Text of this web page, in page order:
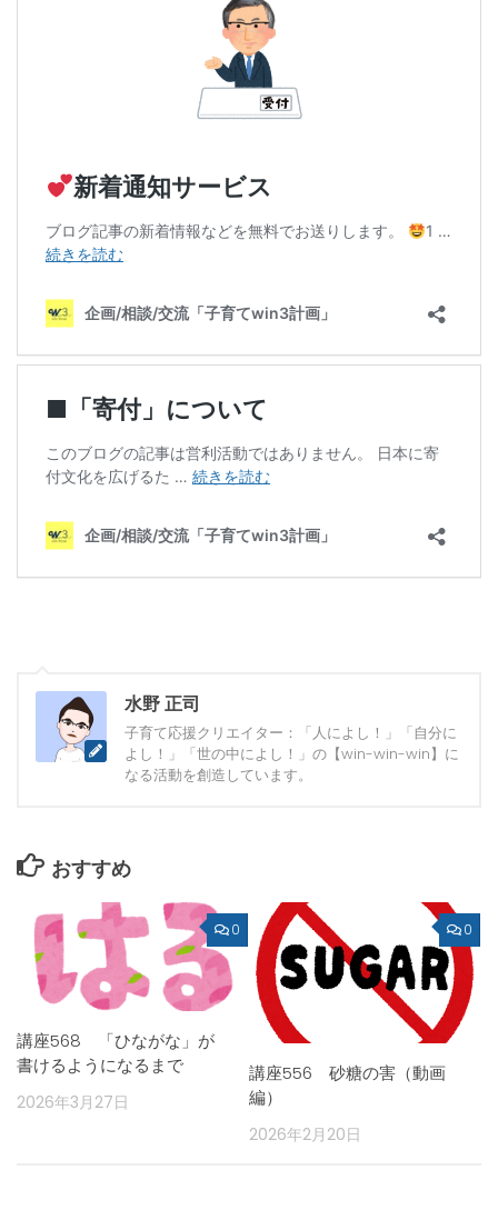
水野 正司
子育て応援クリエイター：「人によし！」「自分に
よし！」「世の中によし！」の【win-win-win】に
なる活動を創造しています。
おすすめ
0
講座568 「ひながな」が
書けるようになるまで
2026年3月27日
0
講座556 砂糖の害（動画
編）
2026年2月20日